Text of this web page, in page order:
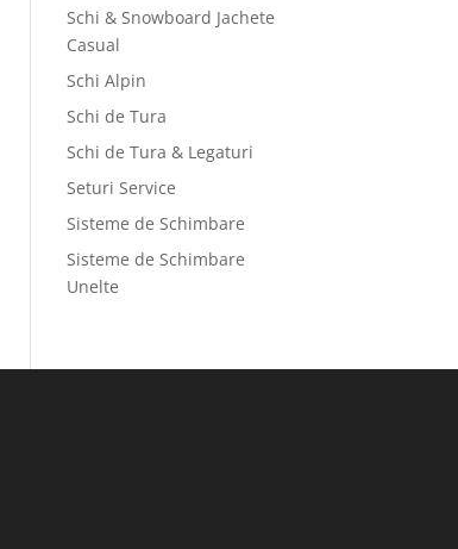
Schi & Snowboard Jachete
Casual
Schi Alpin
Schi de Tura
Schi de Tura & Legaturi
Seturi Service
Sisteme de Schimbare
Sisteme de Schimbare
Unelte